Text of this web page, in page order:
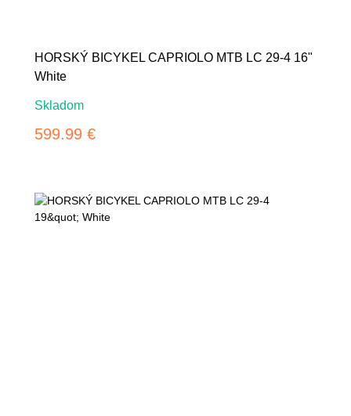
HORSKÝ BICYKEL CAPRIOLO MTB LC 29-4 16"
White
Skladom
599.99 €